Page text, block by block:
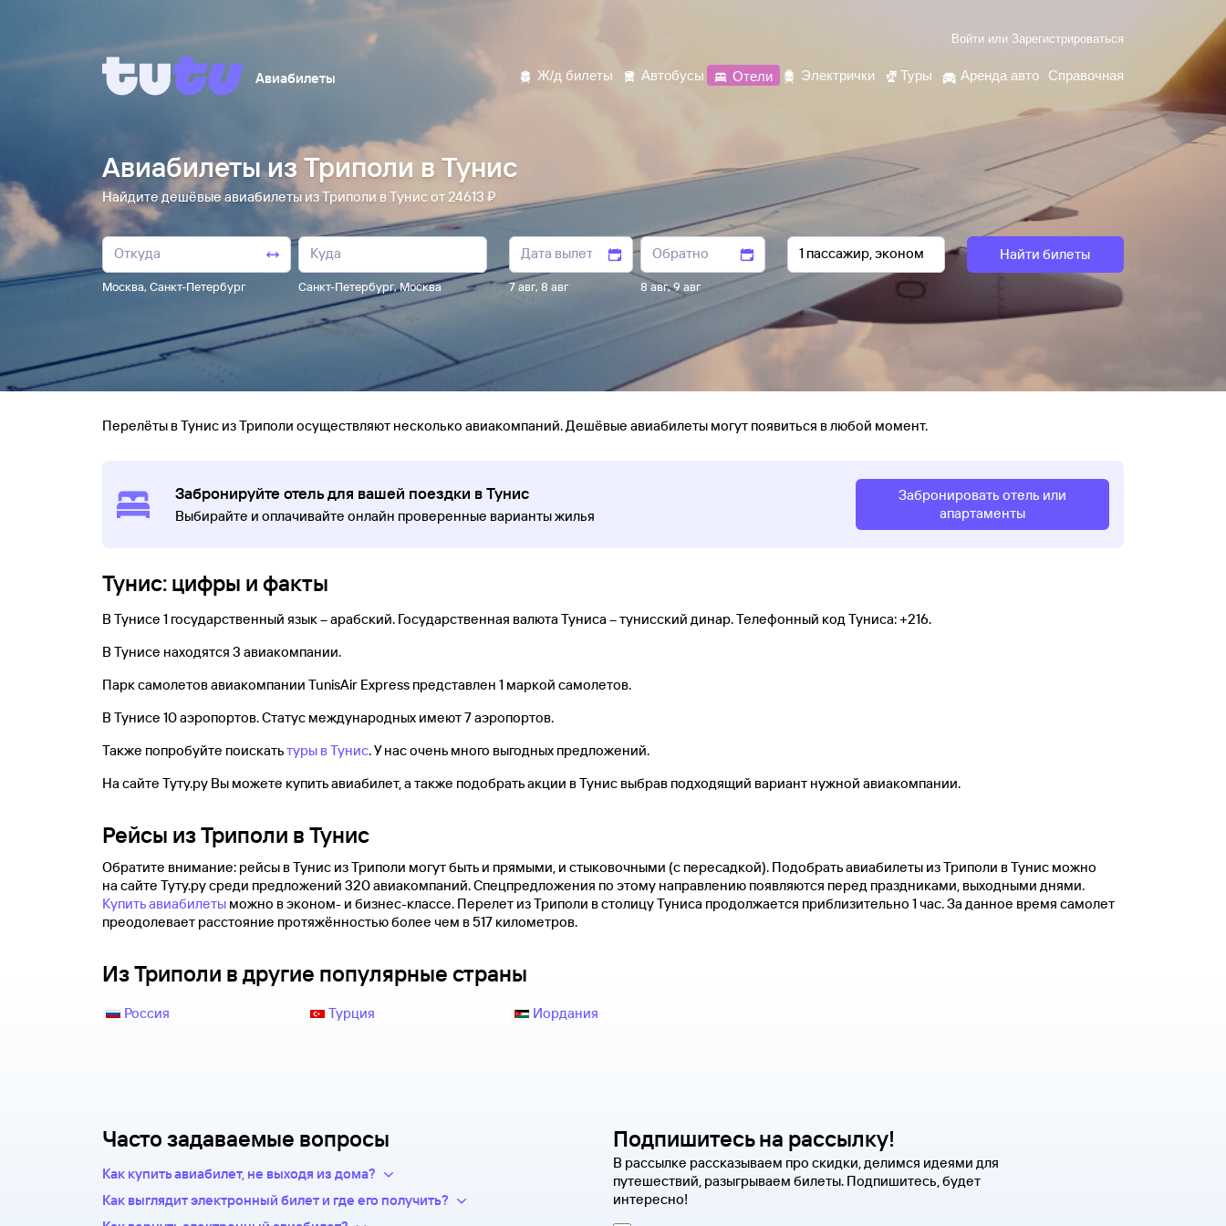
Войти или Зарегистрироваться
Авиабилеты Ж/д билеты Автобусы Отели Электрички Туры Аренда авто Справочная
Авиабилеты из Триполи в Тунис
Найдите дешёвые авиабилеты из Триполи в Тунис от 24613 ₽
Москва, Санкт-Петербург Санкт-Петербург,Москва 7 авг, 8 авг 8 авг,9 авг
Найти билеты
Перелёты в Тунис из Триполи осуществляют несколько авиакомпаний. Дешёвые авиабилеты могут появиться в любой момент.
Забронируйте отель для вашей поездки в Тунис
Выбирайте и оплачивайте онлайн проверенные варианты жилья
Забронировать отель или
апартаменты
Тунис: цифры и факты
В Тунисе 1 государственный язык – арабский. Государственная валюта Туниса – тунисский динар. Телефонный код Туниса: +216.
В Тунисе находятся 3 авиакомпании.
Парк самолетов авиакомпании TunisAir Express представлен 1 маркой самолетов.
В Тунисе 10 аэропортов. Статус международных имеют 7 аэропортов.
Также попробуйте поискатьтуры в Тунис. У нас очень много выгодных предложений.
На сайте Туту.ру Вы можете купить авиабилет, а также подобрать акции в Тунис выбрав подходящий вариант нужной авиакомпании.
Рейсы из Триполи в Тунис
Обратите внимание: рейсы в Тунис из Триполи могут быть и прямыми, и стыковочными (с пересадкой). Подобрать авиабилеты из Триполи в Тунис можно
на сайте Туту.ру среди предложений 320 авиакомпаний. Спецпредложения по этому направлению появляются перед праздниками, выходными днями.
Купить авиабилеты можно в эконом- и бизнес-классе. Перелет из Триполи в столицу Туниса продолжается приблизительно 1 час. За данное время самолет
преодолевает расстояние протяжённостью более чем в 517 километров.
Из Триполи в другие популярные страны
Россия Турция Иордания
Часто задаваемые вопросы
Как купить авиабилет, не выходя из дома?
Укажите в нужных полях маршрут, дату поездки и число
Как выглядит электронный билет и где его получить?
Подпишитесь на рассылку!
В рассылке рассказываем про скидки, делимся идеями для
путешествий, разыгрываем билеты. Подпишитесь, будет
интересно!